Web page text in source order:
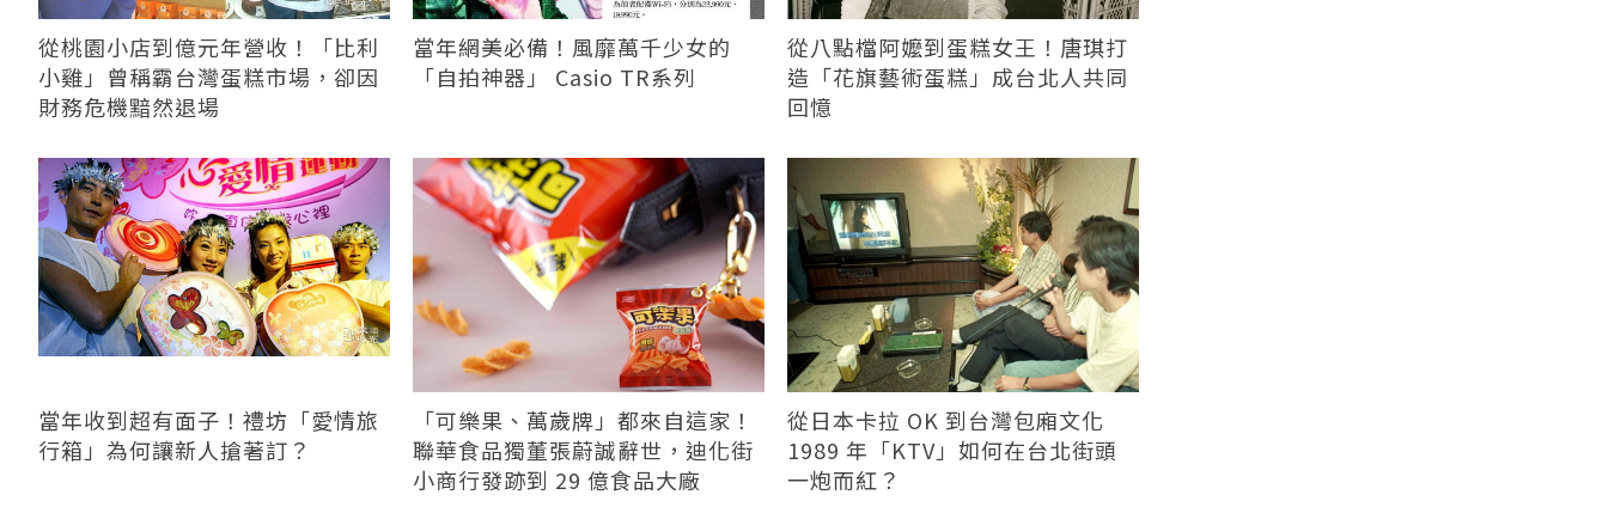
從桃園小店到億元年營收！「比利
小雞」曾稱霸台灣蛋糕市場，卻因
財務危機黯然退場
當年網美必備！風靡萬千少女的
「自拍神器」 Casio TR系列
從八點檔阿嬤到蛋糕女王！唐琪打
造「花旗藝術蛋糕」成台北人共同
回憶
當年收到超有面子！禮坊「愛情旅
行箱」為何讓新人搶著訂？
「可樂果、萬歲牌」都來自這家！
聯華食品獨董張蔚誠辭世，迪化街
小商行發跡到 29 億食品大廠
從日本卡拉 OK 到台灣包廂文化
1989 年「KTV」如何在台北街頭
一炮而紅？